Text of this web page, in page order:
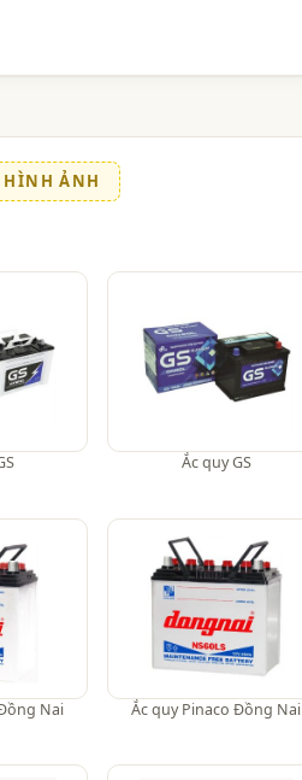
ẢNH
Ắc quy GS
Nai Ắc quy Pinaco Đồng Nai